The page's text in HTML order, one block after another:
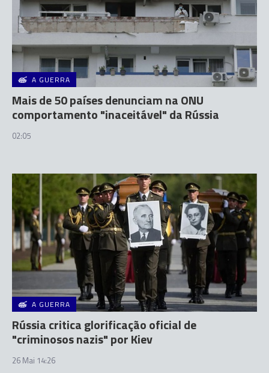
A GUERRA
Mais de 50 países denunciam na ONU
comportamento "inaceitável" da Rússia
02:05
A GUERRA
Rússia critica glorificação oficial de
"criminosos nazis" por Kiev
26 Mai 14:26